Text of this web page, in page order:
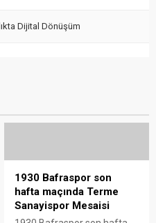
Dijital Dönüşüm
1930 Bafraspor son
hafta maçında Terme
Sanayispor Mesaisi